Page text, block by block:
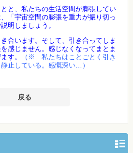
と、私たちの生活空間が膨張してい
「宇宙空間の膨張を重力が振り切っ
明しましょう。
合います。そして、引き合ってしま
感じません。感じなくなってまとま
す。
（※
私たちはことごとく引き
止している。感慨深い…）
戻る